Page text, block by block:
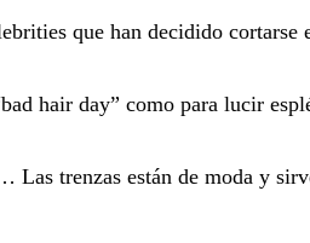
que han decidido cortarse
hair day” como para lucir
Las trenzas están de moda y